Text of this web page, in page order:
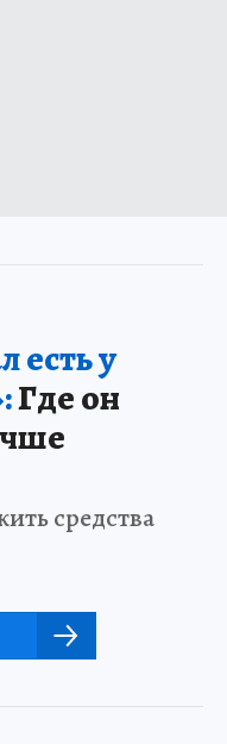
есть у
Где он
средства